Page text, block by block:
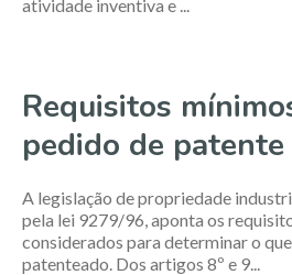
atividade inventiva e ...
Requisitos
pedido de patente
A legislação de propriedade
pela lei 9279/96, aponta os
considerados para determinar o
patenteado. Dos artigos 8º e 9...